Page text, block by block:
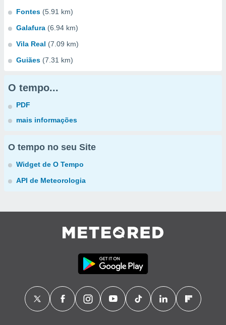
Fontes (5.91 km)
Galafura (6.94 km)
Vila Real (7.09 km)
Guiães (7.31 km)
O tempo...
PDF
mais informações
O tempo no seu Site
Widget de O Tempo
API de Meteorologia